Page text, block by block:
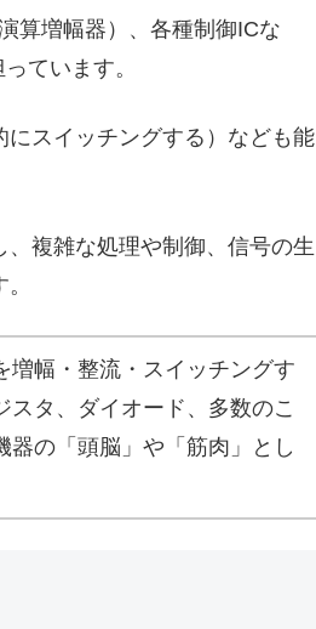
算増幅器）、各種制御ICな
ています。
スイッチングする）なども能
複雑な処理や制御、信号の生
増幅・整流・スイッチングす
タ、ダイオード、多数のこ
の「頭脳」や「筋肉」とし